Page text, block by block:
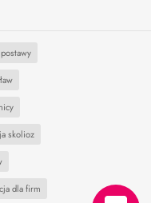
skolioz
dla firm